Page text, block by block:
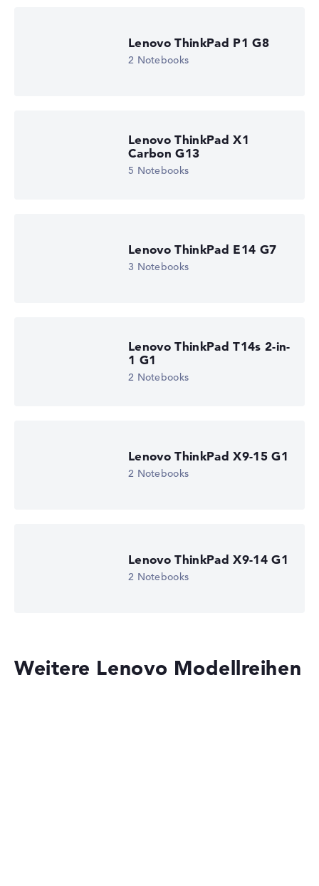
Lenovo ThinkPad P1 G8
2 Notebooks
Lenovo ThinkPad X1
Carbon G13
5 Notebooks
Lenovo ThinkPad E14 G7
3 Notebooks
Lenovo ThinkPad T14s 2-in-
1 G1
2 Notebooks
Lenovo ThinkPad X9-15 G1
2 Notebooks
Lenovo ThinkPad X9-14 G1
2 Notebooks
Weitere Lenovo Modellreihen